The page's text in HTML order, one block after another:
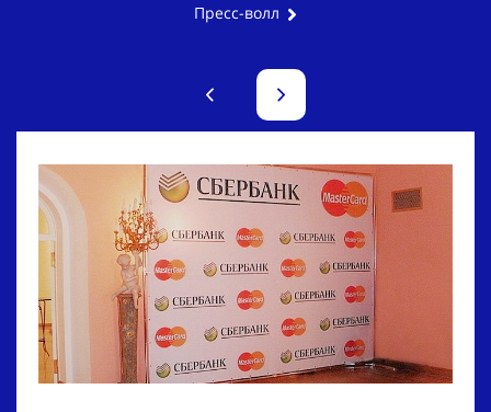
Пресс-волл